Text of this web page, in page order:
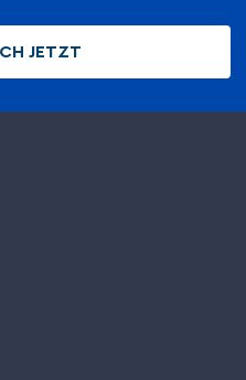
JETZT